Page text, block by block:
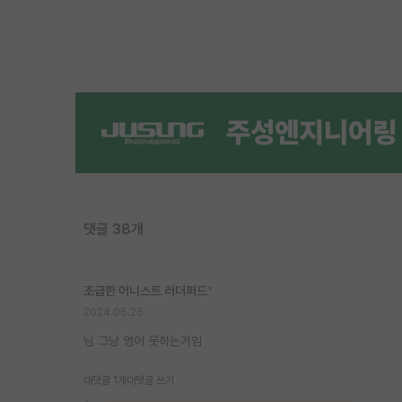
댓글 38개
조급한 어니스트 러더퍼드
님 그냥 영어 못하는거임
대댓글 1개 대댓글 쓰기